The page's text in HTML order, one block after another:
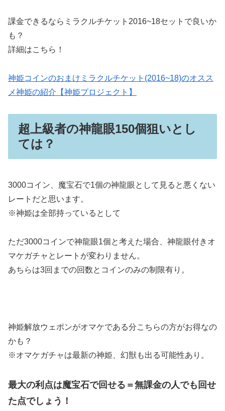
課金できるならミラクルチケット2016~18セットで良いか
も？
詳細はこちら！
神姫コインのおまけミラクルチケット(2016~18)のオスス
メ神姫の紹介【神姫プロジェクト】
超上級者の神龍眼150個狙いとし
ては？
3000コイン、魔宝石で1個の神龍眼として見ると悪くない
レートだと思います。
※神姫は全部持っているとして
ただ3000コインで神龍眼1個と考えた場合、神龍眼付きオ
マケガチャとレートが変わりません。
あちらは3回までの回数とコインのみの制限有り。
神姫解放ウェポンがオマケである分こちらの方がお得なの
かも？
※オマケガチャは最新の神姫、幻獣も出る可能性あり。
最大の利点は魔宝石で回せる＝無課金の人でも回せ
た点でしょう！